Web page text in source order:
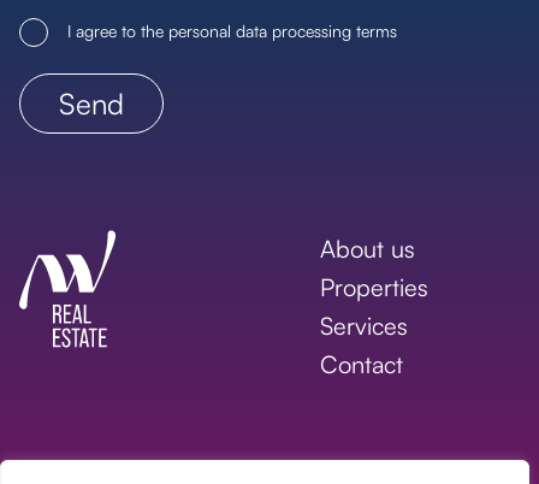
I agree to the personal data processing terms
About us
Properties
Services
Contact
Copyright © 2026